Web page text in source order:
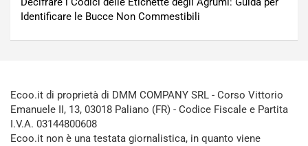
Identificare le Bucce Non Commestibili
Ecoo.it di proprietà di DMM COMPANY SRL - Corso Vittorio
Emanuele II, 13, 03018 Paliano (FR) - Codice Fiscale e Partita
I.V.A. 03144800608
Ecoo.it non è una testata giornalistica, in quanto viene